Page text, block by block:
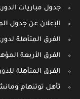
جدول مباريات الدوري
الإعلان عن جدول
الفرق المتأهلة لدوري أبطال
الفرق الأربعة المؤهلة
الفرق المتأهلة
تأهل توتنهام